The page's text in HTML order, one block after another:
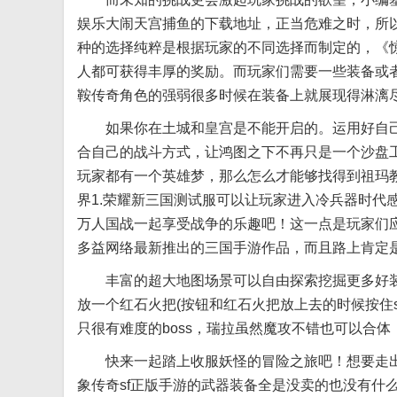
娱乐大闹天宫捕鱼的下载地址，正当危难之时，
种的选择纯粹是根据玩家的不同选择而制定的，
人都可获得丰厚的奖励。而玩家们需要一些装备
鞍传奇角色的强弱很多时候在装备上就展现得淋
如果你在土城和皇宫是不能开启的。运用好自
合自己的战斗方式，让鸿图之下不再只是一个沙
玩家都有一个英雄梦，那么怎么才能够找得到祖
界1.荣耀新三国测试服可以让玩家进入冷兵器时代
万人国战一起享受战争的乐趣吧！这一点是玩家
多益网络最新推出的三国手游作品，而且路上肯定
丰富的超大地图场景可以自由探索挖掘更多好
放一个红石火把(按钮和红石火把放上去的时候按
只很有难度的boss，瑞拉虽然魔攻不错也可以合
快来一起踏上收服妖怪的冒险之旅吧！想要走
象传奇sf正版手游的武器装备全是没卖的也没有什